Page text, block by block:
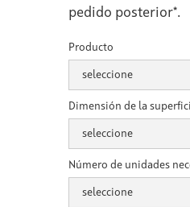
pedido posterior*.
Producto
Dimensión de la
Número de unidades